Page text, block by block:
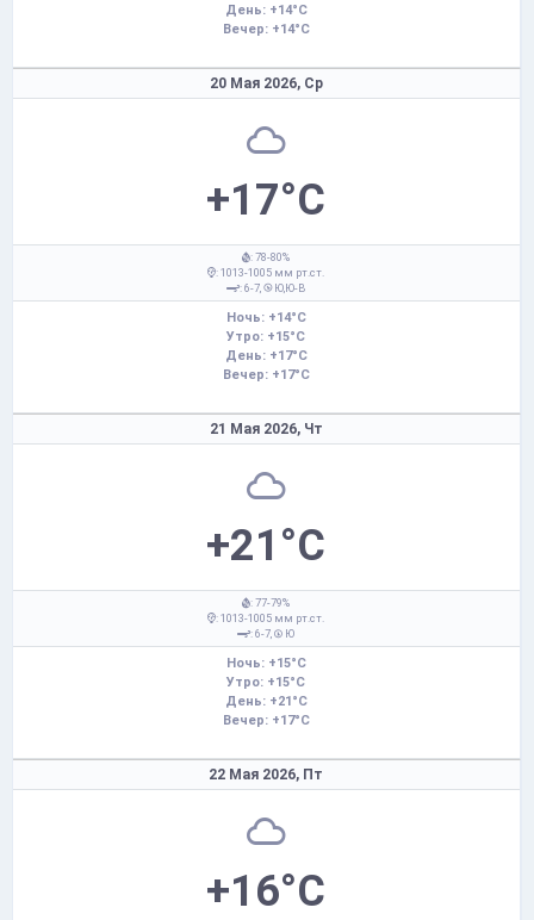
День: +14°C
Вечер: +14°C
20 Мая 2026, Ср
+17°C
: 78-80%
: 1013-1005 мм рт.ст.
: 6-7,
Ю,Ю-В
Ночь: +14°C
Утро: +15°C
День: +17°C
Вечер: +17°C
21 Мая 2026, Чт
+21°C
: 77-79%
: 1013-1005 мм рт.ст.
: 6-7,
Ю
Ночь: +15°C
Утро: +15°C
День: +21°C
Вечер: +17°C
22 Мая 2026, Пт
+16°C